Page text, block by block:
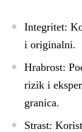
Integritet:
i originalni.
Hrabrost:
rizik i
granica.
Strast: